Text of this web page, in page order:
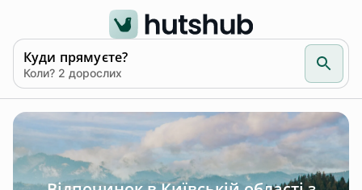
Куди прямуєте?
Коли? 2 дорослих